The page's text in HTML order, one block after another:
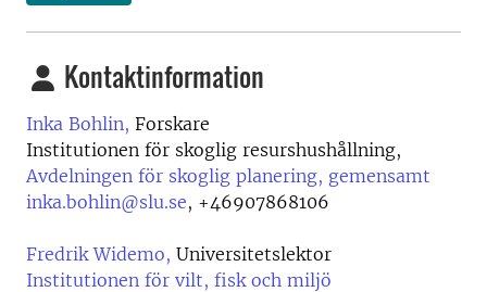
Kontaktinformation
Inka Bohlin, Forskare
Institutionen för skoglig resurshushållning,
Avdelningen för skoglig planering, gemensamt
inka.bohlin@slu.se, +46907868106
Fredrik Widemo, Universitetslektor
Institutionen för vilt, fisk och miljö